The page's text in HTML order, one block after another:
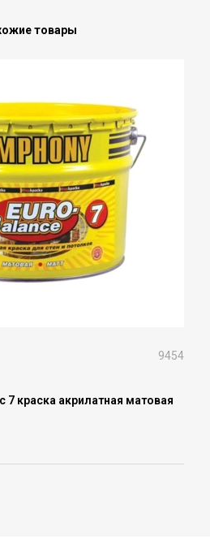
товары
9454
краска акрилатная матовая